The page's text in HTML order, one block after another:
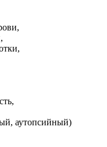
аутопсийный)